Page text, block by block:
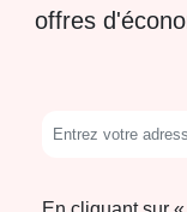
offres